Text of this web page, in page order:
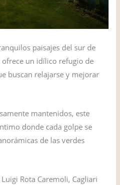
paisajes del sur de
ofrece un idílico refugio de
buscan relajarse y mejorar
mantenidos, este
donde cada golpe se
de las verdes
Rota Caremoli, Cagliari